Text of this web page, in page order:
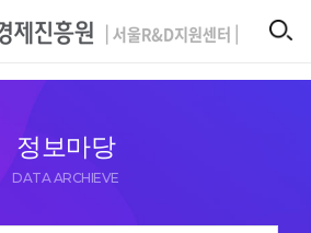
정보마당
DATA ARCHIEVE